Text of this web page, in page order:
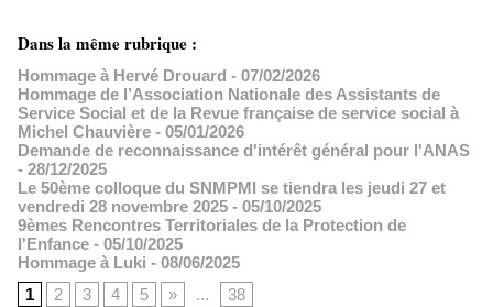
Dans la même rubrique :
Hommage à Hervé Drouard - 07/02/2026
Hommage de l’Association Nationale des Assistants de
Service Social et de la Revue française de service social à
Michel Chauvière - 05/01/2026
Demande de reconnaissance d'intérêt général pour l'ANAS
- 28/12/2025
Le 50ème colloque du SNMPMI se tiendra les jeudi 27 et
vendredi 28 novembre 2025 - 05/10/2025
9èmes Rencontres Territoriales de la Protection de
l'Enfance - 05/10/2025
Hommage à Luki - 08/06/2025
1
2 3 4 5 » ... 38